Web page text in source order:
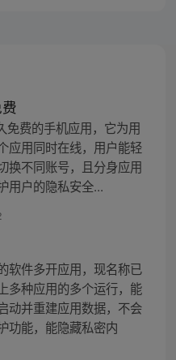
免费的手机应用，它为用
应用同时在线，用户能轻
换不同账号，且分身应用
用户的隐私安全...
软件多开应用，现名称已
多种应用的多个运行，能
动并重建应用数据，不会
功能，能隐藏私密内